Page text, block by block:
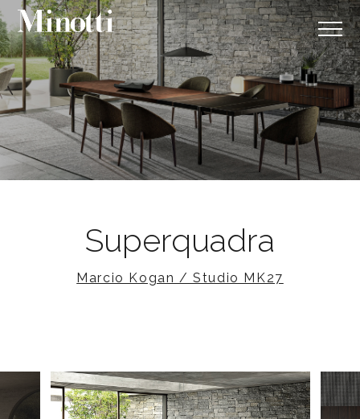
Superquadra
Marcio Kogan / Studio MK27